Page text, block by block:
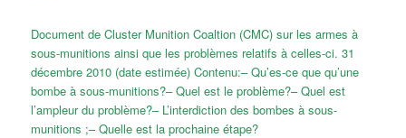
Document de Cluster Munition Coaltion (CMC) sur les armes à
sous-munitions ainsi que les problèmes relatifs à celles-ci. 31
décembre 2010 (date estimée) Contenu:– Qu’es-ce que qu’une
bombe à sous-munitions?– Quel est le problème?– Quel est
l’ampleur du problème?– L’interdiction des bombes à sous-
munitions ;– Quelle est la prochaine étape?